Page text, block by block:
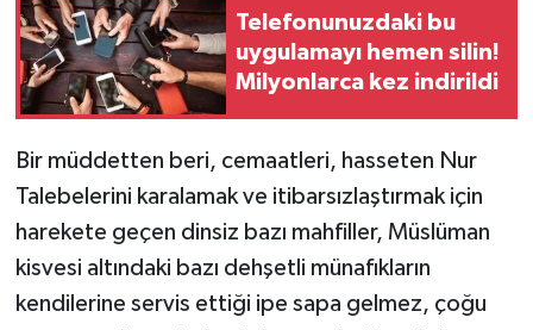
Telefonunuzdaki bu
uygulamayı hemen silin!
Milyonlarca kez indirildi
Bir müddetten beri, cemaatleri, hasseten Nur
Talebelerini karalamak ve itibarsızlaştırmak için
harekete geçen dinsiz bazı mahfiller, Müslüman
kisvesi altındaki bazı dehşetli münafıkların
kendilerine servis ettiği ipe sapa gelmez, çoğu